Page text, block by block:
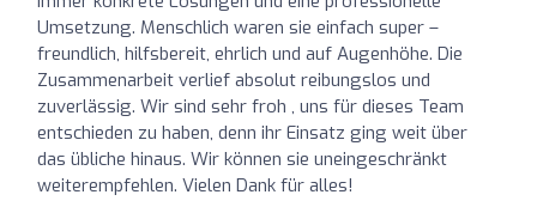
Umsetzung. Menschlich waren sie einfach super –
freundlich, hilfsbereit, ehrlich und auf Augenhöhe. Die
Zusammenarbeit verlief absolut reibungslos und
zuverlässig. Wir sind sehr froh , uns für dieses Team
entschieden zu haben, denn ihr Einsatz ging weit über
das übliche hinaus. Wir können sie uneingeschränkt
weiterempfehlen. Vielen Dank für alles!